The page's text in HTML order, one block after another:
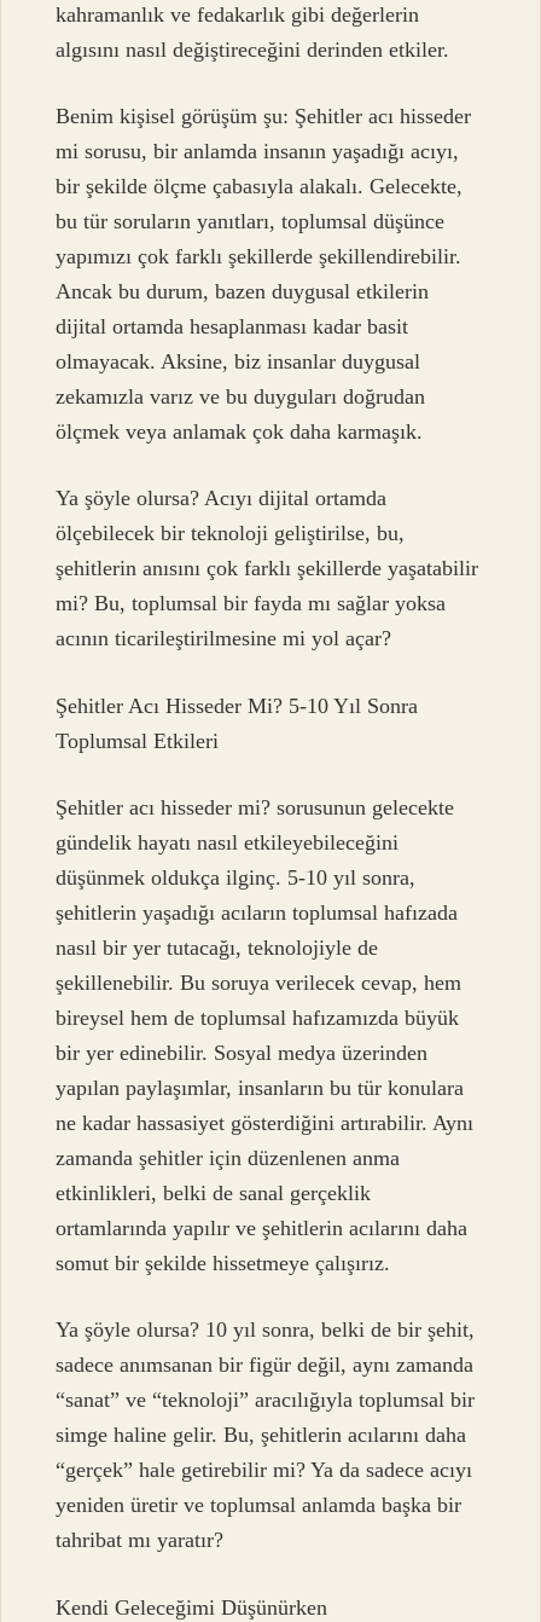
kahramanlık ve fedakarlık gibi değerlerin
algısını nasıl değiştireceğini derinden etkiler.
Benim kişisel görüşüm şu: Şehitler acı hisseder
mi sorusu, bir anlamda insanın yaşadığı acıyı,
bir şekilde ölçme çabasıyla alakalı. Gelecekte,
bu tür soruların yanıtları, toplumsal düşünce
yapımızı çok farklı şekillerde şekillendirebilir.
Ancak bu durum, bazen duygusal etkilerin
dijital ortamda hesaplanması kadar basit
olmayacak. Aksine, biz insanlar duygusal
zekamızla varız ve bu duyguları doğrudan
ölçmek veya anlamak çok daha karmaşık.
Ya şöyle olursa? Acıyı dijital ortamda
ölçebilecek bir teknoloji geliştirilse, bu,
şehitlerin anısını çok farklı şekillerde yaşatabilir
mi? Bu, toplumsal bir fayda mı sağlar yoksa
acının ticarileştirilmesine mi yol açar?
Şehitler Acı Hisseder Mi? 5-10 Yıl Sonra
Toplumsal Etkileri
Şehitler acı hisseder mi? sorusunun gelecekte
gündelik hayatı nasıl etkileyebileceğini
düşünmek oldukça ilginç. 5-10 yıl sonra,
şehitlerin yaşadığı acıların toplumsal hafızada
nasıl bir yer tutacağı, teknolojiyle de
şekillenebilir. Bu soruya verilecek cevap, hem
bireysel hem de toplumsal hafızamızda büyük
bir yer edinebilir. Sosyal medya üzerinden
yapılan paylaşımlar, insanların bu tür konulara
ne kadar hassasiyet gösterdiğini artırabilir. Aynı
zamanda şehitler için düzenlenen anma
etkinlikleri, belki de sanal gerçeklik
ortamlarında yapılır ve şehitlerin acılarını daha
somut bir şekilde hissetmeye çalışırız.
Ya şöyle olursa? 10 yıl sonra, belki de bir şehit,
sadece anımsanan bir figür değil, aynı zamanda
“sanat” ve “teknoloji” aracılığıyla toplumsal bir
simge haline gelir. Bu, şehitlerin acılarını daha
“gerçek” hale getirebilir mi? Ya da sadece acıyı
yeniden üretir ve toplumsal anlamda başka bir
tahribat mı yaratır?
Kendi Geleceğimi Düşünürken